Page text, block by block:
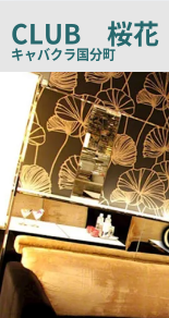
コ
ピ
CLUB 桜花
キャバクラ国分町
店